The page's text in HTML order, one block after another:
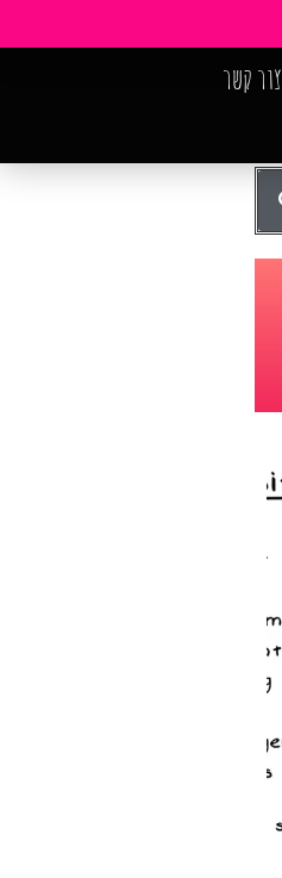
צור קשר